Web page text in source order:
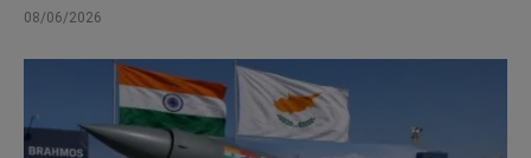
08/06/2026